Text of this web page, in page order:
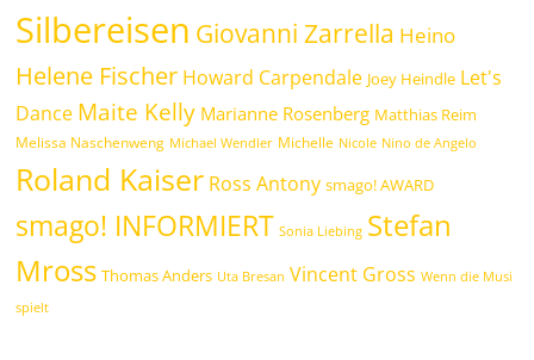
Silbereisen Giovanni Zarrella Heino
Helene Fischer Howard Carpendale Joey Heindle Let's
Dance Maite Kelly Marianne Rosenberg Matthias Reim
Melissa Naschenweng Michael Wendler Michelle Nicole Nino de Angelo
Roland Kaiser Ross Antony smago! AWARD
smago! INFORMIERT Sonia Liebing Stefan
Mross Thomas Anders Uta Bresan Vincent Gross Wenn die Musi
spielt